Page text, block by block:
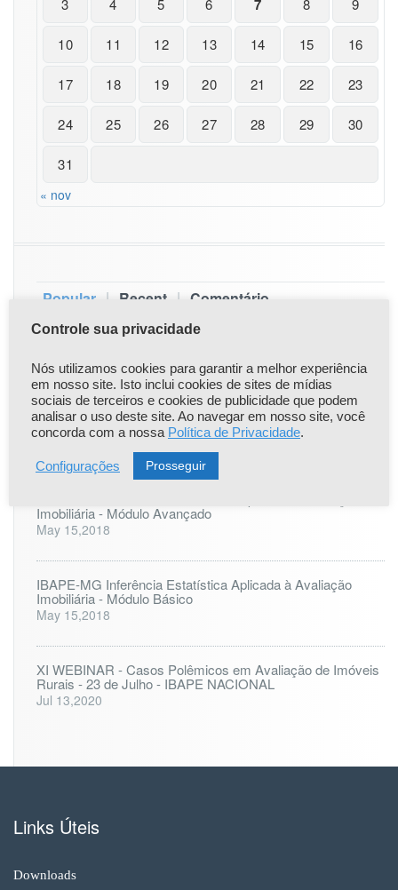
3 4 5 6 7 8 9
10 11 12 13 14 15 16
17 18 19 20 21 22 23
24 25 26 27 28 29 30
31
« nov
Popular | Recent | Comentário
Comunicado Importante
Apr 22,2021
ONLINE: LAUDO PERICIAL DE ENGENHARIA - 25 à 27
de agosto
Imobiliária - Módulo Avançado
May 15,2018
IBAPE-MG Inferência Estatística Aplicada à Avaliação
Imobiliária - Módulo Básico
May 15,2018
XI WEBINAR - Casos Polêmicos em Avaliação de Imóveis
Rurais - 23 de Julho - IBAPE NACIONAL
Jul 13,2020
Links Úteis
Downloads
Controle sua privacidade
Nós utilizamos cookies para garantir a melhor experiência
em nosso site. Isto inclui cookies de sites de mídias
sociais de terceiros e cookies de publicidade que podem
analisar o uso deste site. Ao navegar em nosso site, você
concorda com a nossa Política de Privacidade.
Configurações Prosseguir